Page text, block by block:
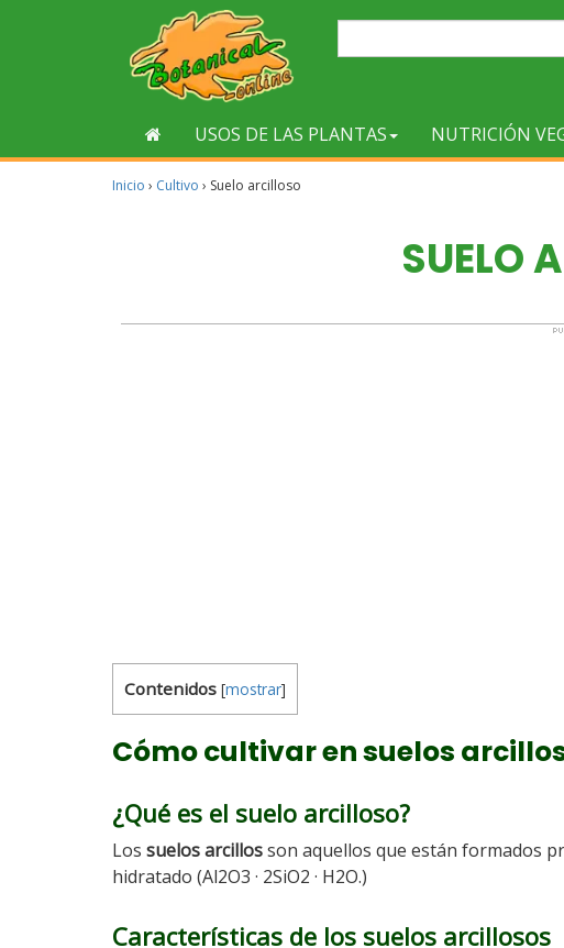
USOS DE LAS PLANTAS NUTRICIÓN
Inicio › Cultivo › Suelo arcilloso
SUELO
Contenidos [mostrar]
Cómo cultivar en suelos
¿Qué es el suelo arcilloso?
Los suelos arcillosson aquellos que están formados
hidratado (Al2O3 · 2SiO2 · H2O.)
Características de los suelos arcillosos